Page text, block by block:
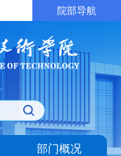
院部导航
部门概况